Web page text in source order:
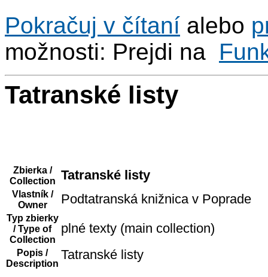
Pokračuj v čítaní alebo
možnosti: Prejdi na
Tatranské listy
Zbierka /
Collection Tatranské listy
Vlastník /
Owner
Podtatranská knižnica v Poprade
Typ zbierky
/ Type of
Collection
plné texty (main collection)
Popis /
Description
Tatranské listy